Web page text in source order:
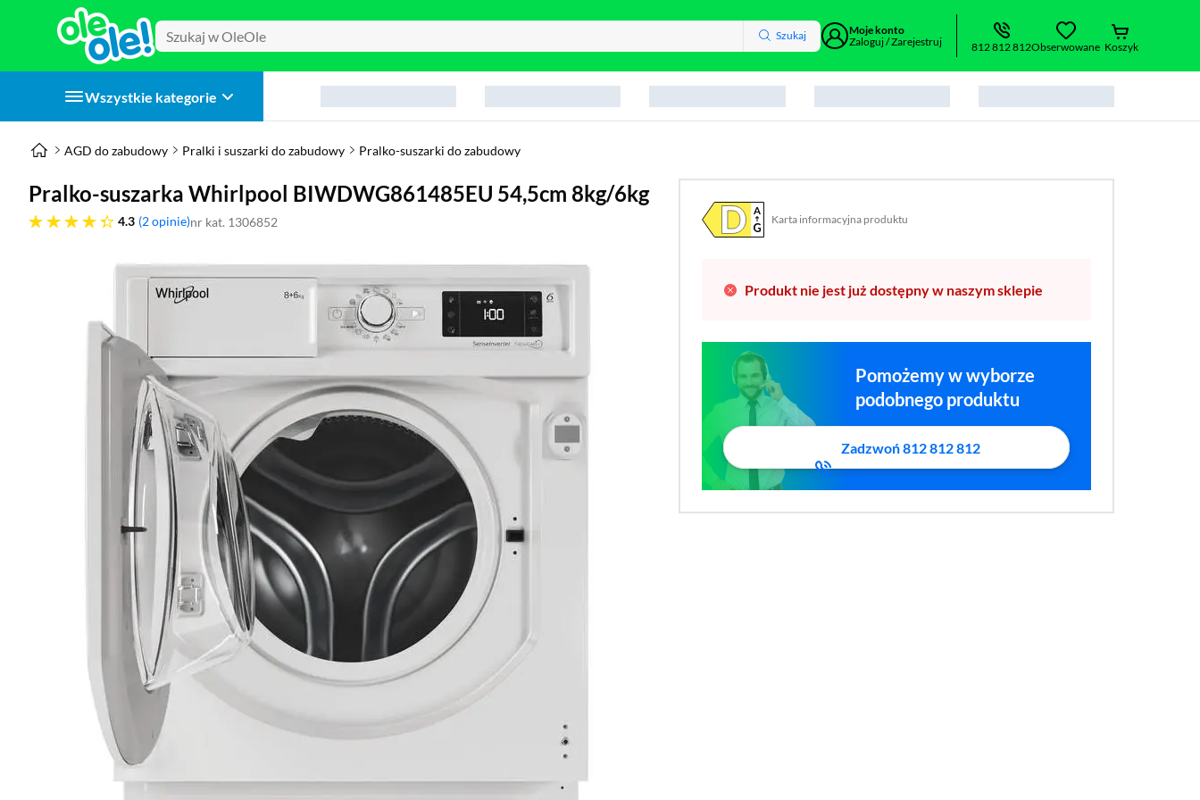
Szukaj
Moje konto
Zaloguj / Zarejestruj
812 812 812Obserwowane Koszyk
Wszystkie kategorie
AGD do zabudowy Pralki i suszarki do zabudowy Pralko-suszarki do zabudowy
Pralko-suszarka Whirlpool BIWDWG861485EU 54,5cm 8kg/6kg
4.3
4.3 gwiazdek 2 opinie nr kat. 1306852 Karta informacyjna produktu
Plik w formacie pdf
(otworzy się w nowym oknie)
Produkt nie jest już dostępny w naszym sklepie
Pomożemy w wyborze
podobnego produktu
Zadzwoń 812 812 812